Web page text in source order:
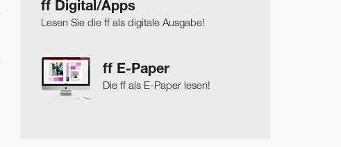
ff Digital/Apps
Lesen Sie die ff als digitale Ausgabe!
ff E-Paper
Die ff als E-Paper lesen!